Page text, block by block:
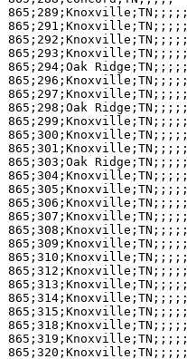
865;289;Knoxville;TN;;;;;
865;291;Knoxville;TN;;;;;
865;292;Knoxville;TN;;;;;
865;293;Knoxville;TN;;;;;
865;294;Oak Ridge;TN;;;;;
865;296;Knoxville;TN;;;;;
865;297;Knoxville;TN;;;;;
865;298;Oak Ridge;TN;;;;;
865;299;Knoxville;TN;;;;;
865;300;Knoxville;TN;;;;;
865;301;Knoxville;TN;;;;;
865;303;Oak Ridge;TN;;;;;
865;304;Knoxville;TN;;;;;
865;305;Knoxville;TN;;;;;
865;306;Knoxville;TN;;;;;
865;307;Knoxville;TN;;;;;
865;308;Knoxville;TN;;;;;
865;309;Knoxville;TN;;;;;
865;310;Knoxville;TN;;;;;
865;312;Knoxville;TN;;;;;
865;313;Knoxville;TN;;;;;
865;314;Knoxville;TN;;;;;
865;315;Knoxville;TN;;;;;
865;318;Knoxville;TN;;;;;
865;319;Knoxville;TN;;;;;
865;320;Knoxville;TN;;;;;